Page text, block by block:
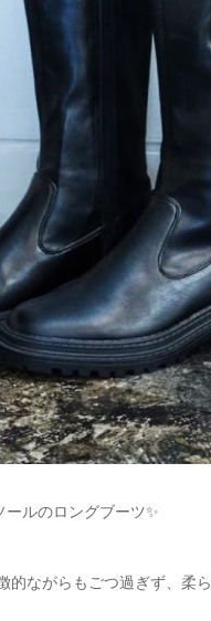
ルのロングブーツ✨
的ながらもごつ過ぎず、柔